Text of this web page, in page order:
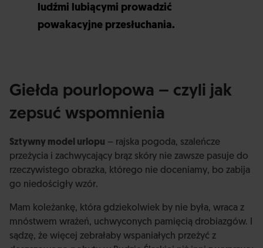
ludźmi lubiącymi prowadzić
powakacyjne przesłuchania.
Giełda pourlopowa – czyli jak
zepsuć wspomnienia
Sztywny model urlopu – rajska pogoda, szaleńcze
przeżycia i zachwycający brąz skóry nie zawsze pasuje do
rzeczywistego obrazka, którego nie doceniamy, bo zabija
go niedościgły wzór.
Mam koleżankę, która gdziekolwiek by nie była, wraca z
mnóstwem wrażeń, uchwyconych pamięcią drobiazgów. I
sądzę, że więcej zebrałaby wspaniałych przeżyć z